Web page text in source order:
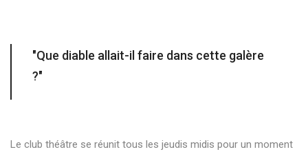
"Que diable allait-il faire dans cette galère
?"
Le club théâtre se réunit tous les jeudis midis pour un moment